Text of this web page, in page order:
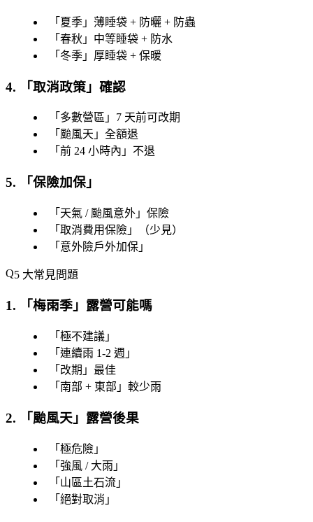
「 夏季 」薄睡袋 + 防曬 + 防蟲
「 春秋 」中等睡袋 + 防水
「 冬季 」厚睡袋 + 保暖
4. 「取消政策 」確認
「 多數營區 」7 天前可改期
「 颱風天 」全額退
「 前 24 小時內 」不退
5. 「保險加保 」
「 天氣 / 颱風意外 」保險
「 取消費用保險 」（少見）
「 意外險戶外加保 」
5 大常見問題
1. 「梅雨季 」露營可能嗎
「 極不建議 」
「 連續雨 1-2 週 」
「 改期 」最佳
「 南部 + 東部 」較少雨
2. 「 颱風天 」露營後果
「 極危險 」
「 強風 / 大雨 」
「 山區土石流 」
「 絕對取消 」